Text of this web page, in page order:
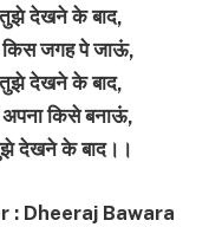
देखने के बाद,
जगह पे जाऊं,
देखने के बाद,
किसे बनाऊं,
देखने के बाद।।
: Dheeraj Bawara